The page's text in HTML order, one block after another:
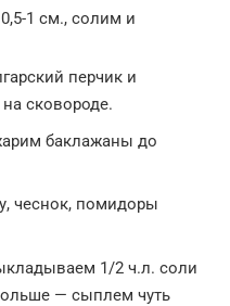
1 см., солим и
перчик и
сковороде.
баклажаны до
чеснок, помидоры
1/2 ч.л. соли
— сыплем чуть